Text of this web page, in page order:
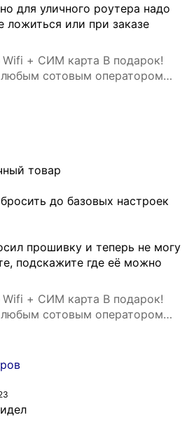
для уличного роутера надо
ложиться или при заказе
+ СИМ карта В подарок!
сотовым оператором
Разблокированный. НЕ
товар
до базовых настроек
прошивку и теперь не могу
подскажите где её можно
+ СИМ карта В подарок!
сотовым оператором
Разблокированный. НЕ